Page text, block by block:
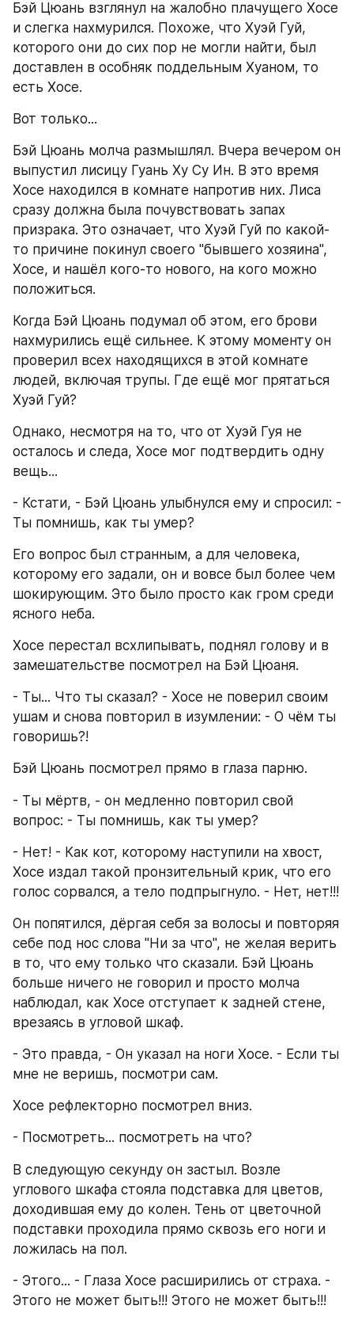
Бэй Цюань взглянул на жалобно плачущего Хосе
и слегка нахмурился. Похоже, что Хуэй Гуй,
которого они до сих пор не могли найти, был
доставлен в особняк поддельным Хуаном, то
есть Хосе.
Вот только...
Бэй Цюань молча размышлял. Вчера вечером он
выпустил лисицу Гуань Ху Су Ин. В это время
Хосе находился в комнате напротив них. Лиса
сразу должна была почувствовать запах
призрака. Это означает, что Хуэй Гуй по какой-
то причине покинул своего "бывшего хозяина",
Хосе, и нашёл кого-то нового, на кого можно
положиться.
Когда Бэй Цюань подумал об этом, его брови
нахмурились ещё сильнее. К этому моменту он
проверил всех находящихся в этой комнате
людей, включая трупы. Где ещё мог прятаться
Хуэй Гуй?
Однако, несмотря на то, что от Хуэй Гуя не
осталось и следа, Хосе мог подтвердить одну
вещь...
- Кстати, - Бэй Цюань улыбнулся ему и спросил: -
Ты помнишь, как ты умер?
Его вопрос был странным, а для человека,
которому его задали, он и вовсе был более чем
шокирующим. Это было просто как гром среди
ясного неба.
Хосе перестал всхлипывать, поднял голову и в
замешательстве посмотрел на Бэй Цюаня.
- Ты... Что ты сказал? - Хосе не поверил своим
ушам и снова повторил в изумлении: - О чём ты
говоришь?!
Бэй Цюань посмотрел прямо в глаза парню.
- Ты мёртв, - он медленно повторил свой
вопрос: - Ты помнишь, как ты умер?
- Нет! - Как кот, которому наступили на хвост,
Хосе издал такой пронзительный крик, что его
голос сорвался, а тело подпрыгнуло. - Нет, нет!!!
Он попятился, дёргая себя за волосы и повторяя
себе под нос слова "Ни за что", не желая верить
в то, что ему только что сказали. Бэй Цюань
больше ничего не говорил и просто молча
наблюдал, как Хосе отступает к задней стене,
врезаясь в угловой шкаф.
- Это правда, - Он указал на ноги Хосе. - Если ты
мне не веришь, посмотри сам.
Хосе рефлекторно посмотрел вниз.
- Посмотреть... посмотреть на что?
В следующую секунду он застыл. Возле
углового шкафа стояла подставка для цветов,
доходившая ему до колен. Тень от цветочной
подставки проходила прямо сквозь его ноги и
ложилась на пол.
- Этого... - Глаза Хосе расширились от страха. -
Этого не может быть!!! Этого не может быть!!!